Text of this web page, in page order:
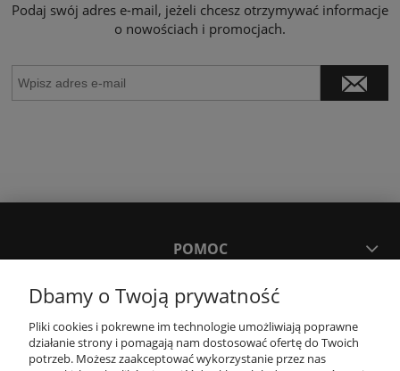
Podaj swój adres e-mail, jeżeli chcesz otrzymywać informacje
o nowościach i promocjach.
POMOC
MOJE KONTO
PŁATNOŚCI I DOSTAWA
Dbamy o Twoją prywatność
Pliki cookies i pokrewne im technologie umożliwiają poprawne
działanie strony i pomagają nam dostosować ofertę do Twoich
potrzeb. Możesz zaakceptować wykorzystanie przez nas